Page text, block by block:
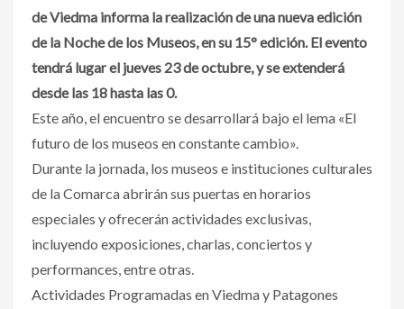
de Viedma informa la realización de una nueva edición
de la Noche de los Museos, en su 15° edición. El evento
tendrá lugar el jueves 23 de octubre, y se extenderá
desde las 18 hasta las 0.
Este año, el encuentro se desarrollará bajo el lema «El
futuro de los museos en constante cambio».
Durante la jornada, los museos e instituciones culturales
de la Comarca abrirán sus puertas en horarios
especiales y ofrecerán actividades exclusivas,
incluyendo exposiciones, charlas, conciertos y
performances, entre otras.
Actividades Programadas en Viedma y Patagones